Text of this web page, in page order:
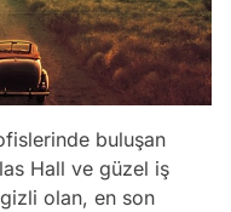
buluşan
Hall ve güzel iş
olan, en son